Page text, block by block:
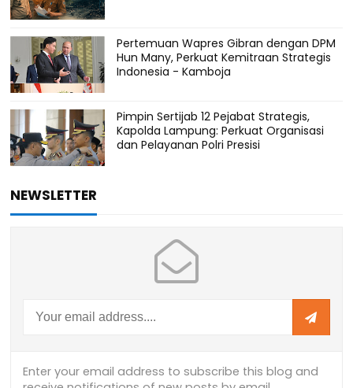
Pertemuan Wapres Gibran dengan DPM
Hun Many, Perkuat Kemitraan Strategis
Indonesia - Kamboja
Pimpin Sertijab 12 Pejabat Strategis,
Kapolda Lampung: Perkuat Organisasi
dan Pelayanan Polri Presisi
NEWSLETTER